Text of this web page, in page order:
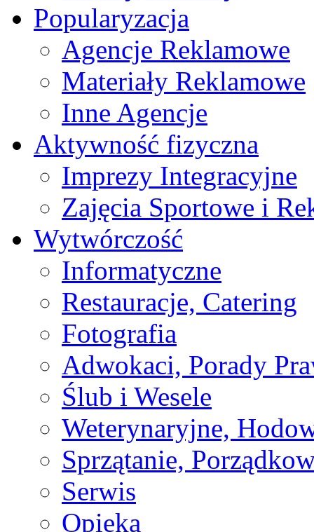
Popularyzacja
Agencje Reklamowe
Materiały Reklamowe
Inne Agencje
Aktywność fizyczna
Imprezy Integracyjne
Zajęcia Sportowe i
Wytwórczość
Informatyczne
Restauracje, Catering
Fotografia
Adwokaci, Porady
Ślub i Wesele
Weterynaryjne,
Sprzątanie,
Serwis
Opieka